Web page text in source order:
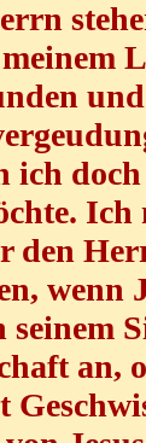
ich
Ich
den
wenn
seinem
an,